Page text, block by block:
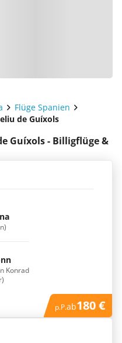
Flüge Spanien
de Guíxols
Guíxols - Billigflüge &
Konrad
p.P.ab180 €